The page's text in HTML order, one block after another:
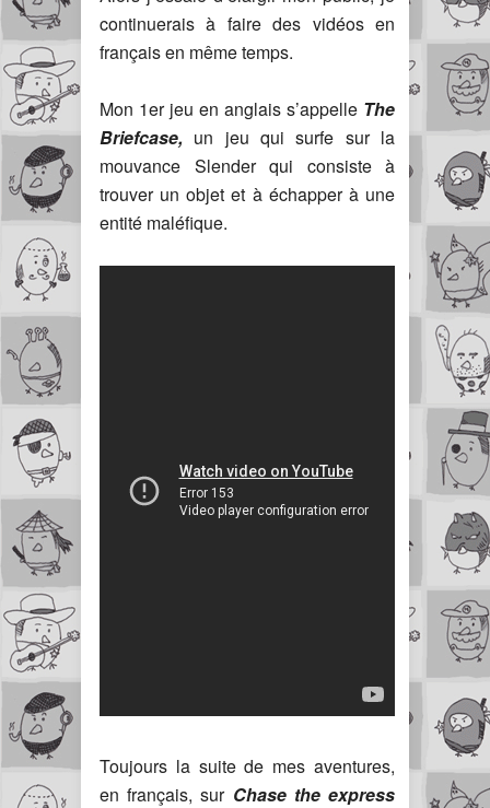
continuerais à faire des vidéos en
français en même temps.
Mon 1er jeu en anglais s’appelle The
Briefcase, un jeu qui surfe sur la
mouvance Slender qui consiste à
trouver un objet et à échapper à une
entité maléfique.
Toujours la suite de mes aventures,
en français, sur Chase the express